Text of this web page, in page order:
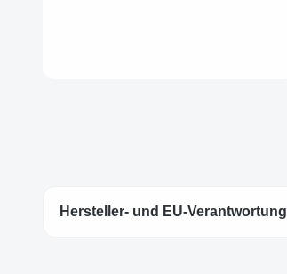
Hersteller- und EU-Verantwortung